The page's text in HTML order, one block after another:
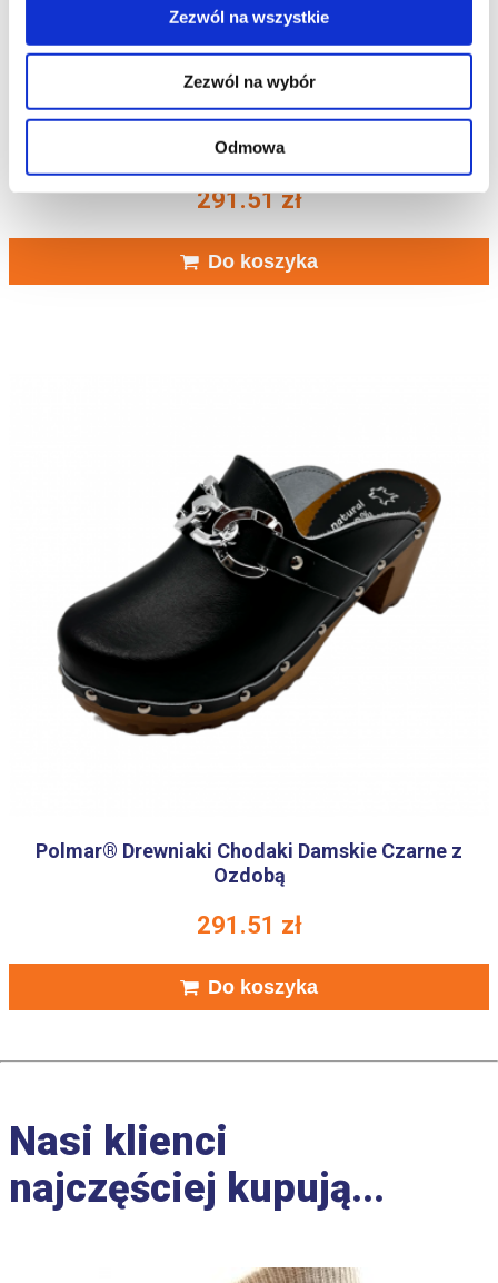
Zezwól na wszystkie
Zezwól na wybór
Odmowa
Polmar® Drewniaki Chodaki Damskie Białe z
Ozdoba
291.51zł
Do koszyka
Polmar® Drewniaki Chodaki Damskie Czarne z
Ozdobą
291.51 zł
Do koszyka
Nasi klienci
najczęściej kupują...